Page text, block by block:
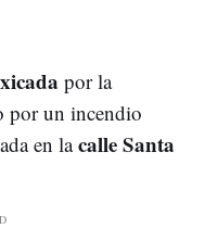
por la
por un incendio
en lacalle Santa